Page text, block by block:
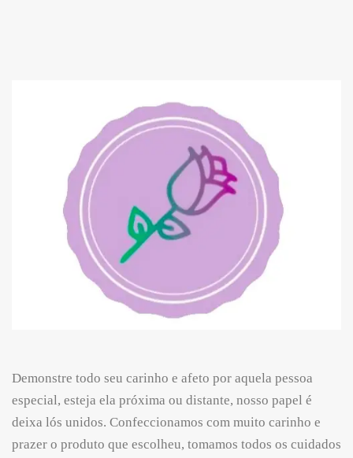
Demonstre todo seu carinho e afeto por aquela pessoa
especial, esteja ela próxima ou distante, nosso papel é
deixa lós unidos. Confeccionamos com muito carinho e
prazer o produto que escolheu, tomamos todos os cuidados